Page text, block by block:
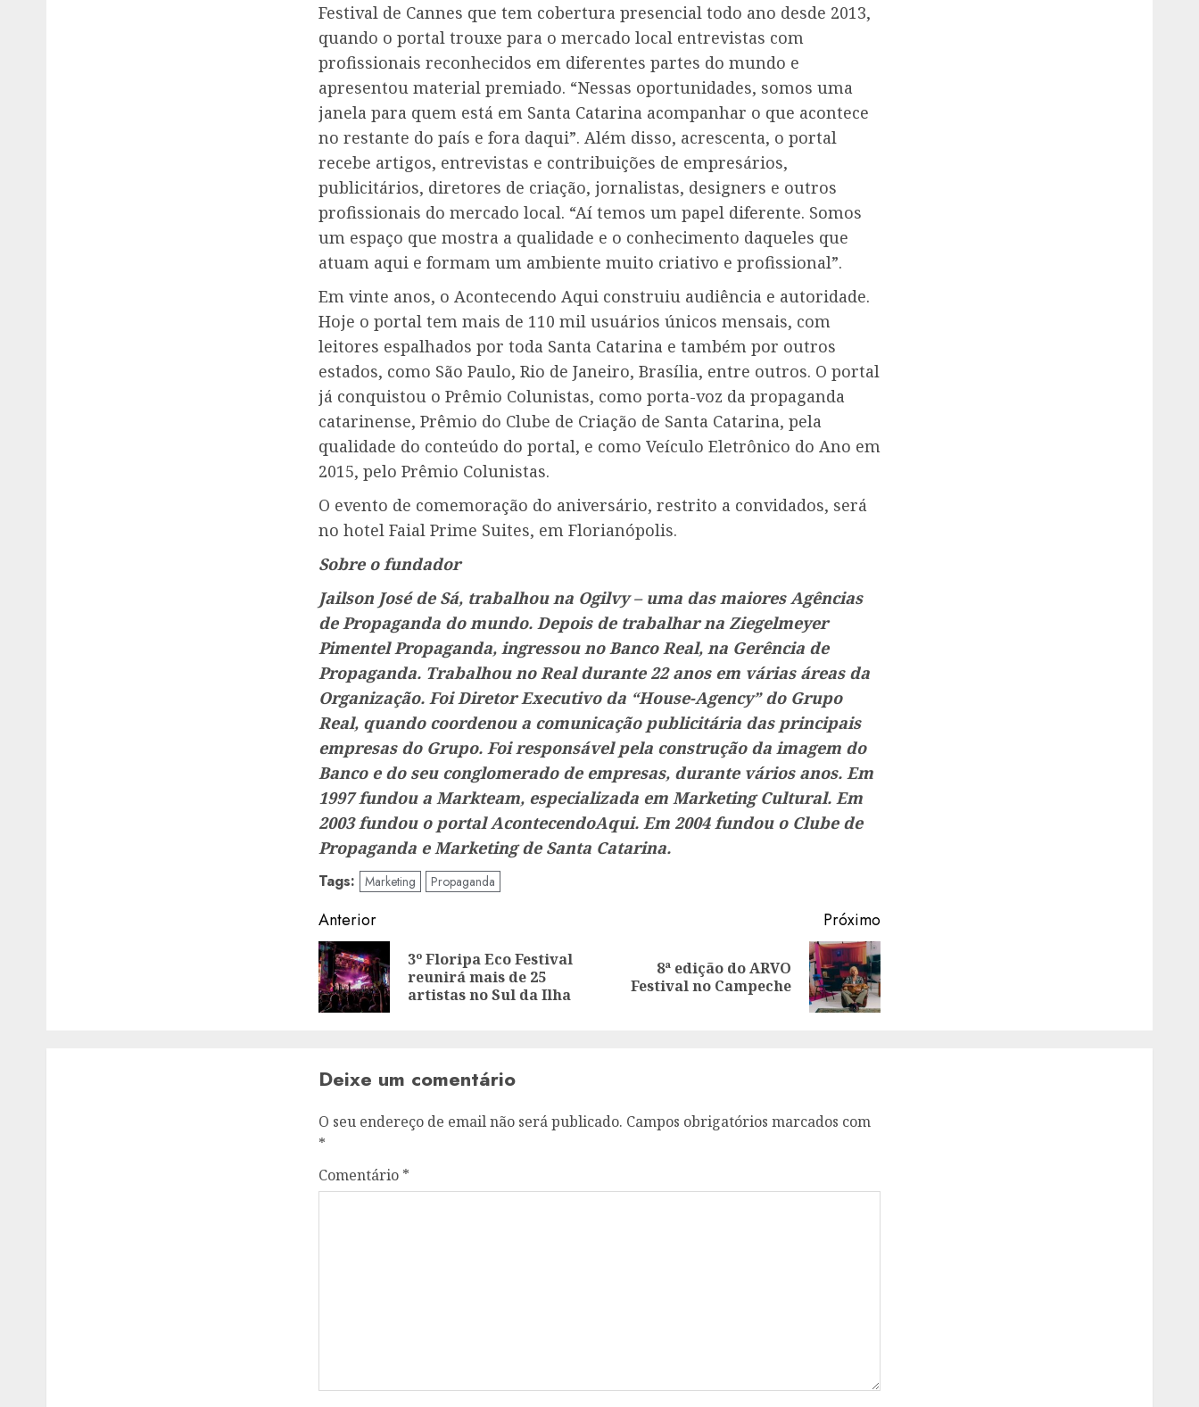
Festival de Cannes que tem cobertura presencial todo ano desde 2013,
quando o portal trouxe para o mercado local entrevistas com
profissionais reconhecidos em diferentes partes do mundo e
apresentou material premiado. “Nessas oportunidades, somos uma
janela para quem está em Santa Catarina acompanhar o que acontece
no restante do país e fora daqui”. Além disso, acrescenta, o portal
recebe artigos, entrevistas e contribuições de empresários,
publicitários, diretores de criação, jornalistas, designers e outros
profissionais do mercado local. “Aí temos um papel diferente. Somos
um espaço que mostra a qualidade e o conhecimento daqueles que
atuam aqui e formam um ambiente muito criativo e profissional”.
Em vinte anos, o Acontecendo Aqui construiu audiência e autoridade.
Hoje o portal tem mais de 110 mil usuários únicos mensais, com
leitores espalhados por toda Santa Catarina e também por outros
estados, como São Paulo, Rio de Janeiro, Brasília, entre outros. O portal
já conquistou o Prêmio Colunistas, como porta-voz da propaganda
catarinense, Prêmio do Clube de Criação de Santa Catarina, pela
qualidade do conteúdo do portal, e como Veículo Eletrônico do Ano em
2015, pelo Prêmio Colunistas.
O evento de comemoração do aniversário, restrito a convidados, será
no hotel Faial Prime Suites, em Florianópolis.
Sobre o fundador
Jailson José de Sá, trabalhou na Ogilvy – uma das maiores Agências
de Propaganda do mundo. Depois de trabalhar na Ziegelmeyer
Pimentel Propaganda, ingressou no Banco Real, na Gerência de
Propaganda. Trabalhou no Real durante 22 anos em várias áreas da
Organização. Foi Diretor Executivo da “House-Agency” do Grupo
Real, quando coordenou a comunicação publicitária das principais
empresas do Grupo. Foi responsável pela construção da imagem do
Banco e do seu conglomerado de empresas, durante vários anos. Em
1997 fundou a Markteam, especializada em Marketing Cultural. Em
2003 fundou o portal AcontecendoAqui. Em 2004 fundou o Clube de
Propaganda e Marketing de Santa Catarina.
Tags: Marketing Propaganda
Navegação
de
artigos
Anterior
anterior:
3º Floripa Eco Festival
reunirá mais de 25
artistas no Sul da Ilha
Próximo
seguinte:
8ª edição do ARVO
Festival no Campeche
Deixe um comentário
O seu endereço de email não será publicado. Campos obrigatórios marcados com
*
Comentário *